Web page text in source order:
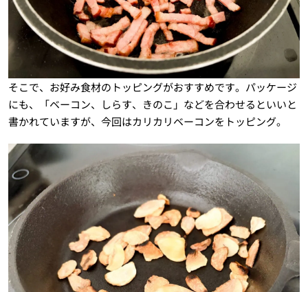
そこで、お好み食材のトッピングがおすすめです。パッケージ
にも、「ベーコン、しらす、きのこ」などを合わせるといいと
書かれていますが、今回はカリカリベーコンをトッピング。